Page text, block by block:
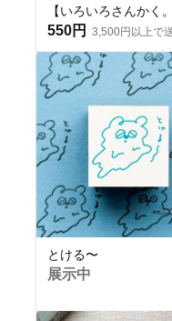
550円 3,500円以上で
とける〜
展示中